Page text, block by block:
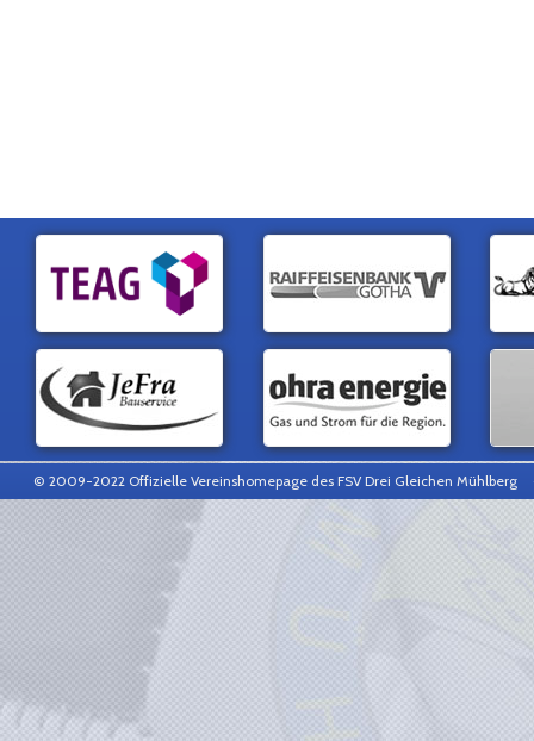
© 2009-2022 Offizielle Vereinshomepage des FSV Drei Gleichen Mühlberg